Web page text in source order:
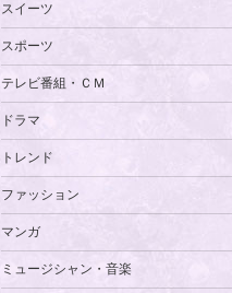
スイーツ
スポーツ
テレビ番組・ＣＭ
ドラマ
トレンド
ファッション
マンガ
ミュージシャン・音楽